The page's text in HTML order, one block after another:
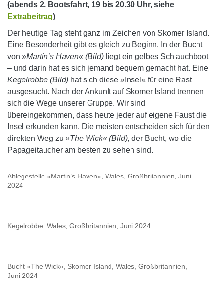
(abends 2. Bootsfahrt, 19 bis 20.30 Uhr, siehe
Extrabeitrag)
Der heutige Tag steht ganz im Zeichen von Skomer Island.
Eine Besonderheit gibt es gleich zu Beginn. In der Bucht
von »Martin’s Haven« (Bild) liegt ein gelbes Schlauchboot
– und darin hat es sich jemand bequem gemacht hat. Eine
Kegelrobbe (Bild) hat sich diese »Insel« für eine Rast
ausgesucht. Nach der Ankunft auf Skomer Island trennen
sich die Wege unserer Gruppe. Wir sind
übereingekommen, dass heute jeder auf eigene Faust die
Insel erkunden kann. Die meisten entscheiden sich für den
direkten Weg zu »The Wick« (Bild), der Bucht, wo die
Papageitaucher am besten zu sehen sind.
Ablegestelle »Martin’s Haven«, Wales, Großbritannien, Juni
2024
Kegelrobbe, Wales, Großbritannien, Juni 2024
Bucht »The Wick«, Skomer Island, Wales, Großbritannien,
Juni 2024